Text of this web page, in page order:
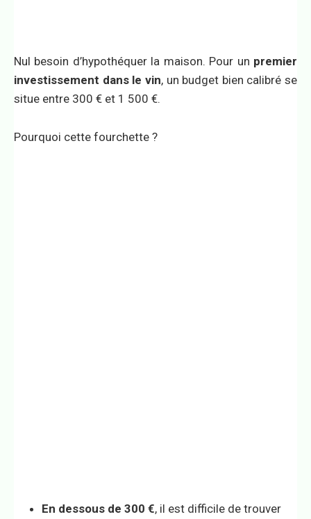
Nul besoin d’hypothéquer la maison. Pour un premier
investissement dans le vin, un budget bien calibré se
situe entre 300 € et 1 500 €.
Pourquoi cette fourchette ?
En dessous de 300 €, il est difficile de trouver